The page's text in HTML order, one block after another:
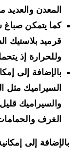
المعدن والعديد من
كما يتمكن صباغ
قرميد بلاستيك
وللحرارة إذ يتحمل
بالإضافة إلى
السيراميك مثل
والسيراميك قليل
الغرف والحمامات
إلى